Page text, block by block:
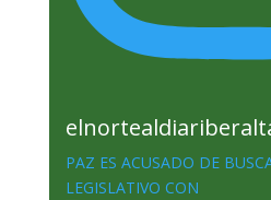
PAZ ES ACUSADO DE
LEGISLATIVO CON